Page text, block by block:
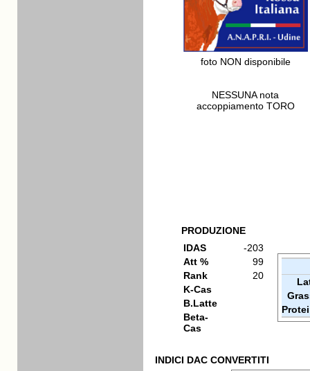
foto NON disponibile
NESSUNA nota
accoppiamento TORO
PRODUZIONE
IDAS
-203
Att %
99
Rank
20
K-Cas
B.Latte
Beta-
Cas
INDICI DAC CONVERTITI